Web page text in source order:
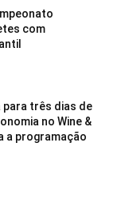
com
para três dias de
no Wine &
a programação